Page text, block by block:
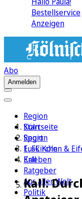
Bestellservice
Anzeigen
Abo
Anmelden
Region
Köln
Sport
1. FC Köln
Erleben
Ratgeber
Aus aller Welt
Politik
Startseite
Region
Euskirchen &
Kall
Kall: